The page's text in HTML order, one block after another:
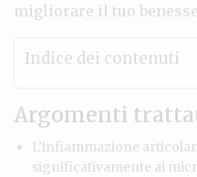
migliorare il tuo
Indice dei contenuti
Argomenti
L’infiammazione
significativamente ai